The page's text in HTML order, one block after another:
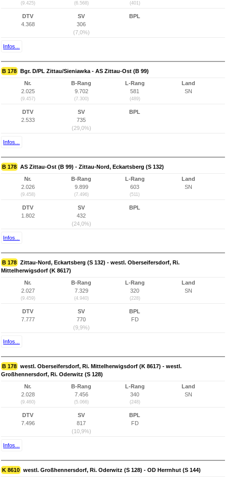
(9.425) (6.568) (401)
DTV
4.368
SV
306
(7,0%)
BPL
Infos...
B 178 Bgr. D/PL Zittau/Sieniawka - AS Zittau-Ost (B 99)
Nr.
2.025
(9.457)
B-Rang
9.702
(7.300)
L-Rang
581
(489)
Land
SN
DTV
2.533
SV
735
(29,0%)
BPL
Infos...
B 178 AS Zittau-Ost (B 99) - Zittau-Nord, Eckartsberg (S 132)
Nr.
2.026
(9.458)
B-Rang
9.899
(7.496)
L-Rang
603
(511)
Land
SN
DTV
1.802
SV
432
(24,0%)
BPL
Infos...
B 178 Zittau-Nord, Eckartsberg (S 132) - westl. Oberseifersdorf, Ri.
Mittelherwigsdorf (K 8617)
Nr.
2.027
(9.459)
B-Rang
7.329
(4.940)
L-Rang
320
(228)
Land
SN
DTV
7.777
SV
770
(9,9%)
BPL
FD
Infos...
B 178 westl. Oberseifersdorf, Ri. Mittelherwigsdorf (K 8617) - westl.
Großhennersdorf, Ri. Oderwitz (S 128)
Nr.
2.028
(9.460)
B-Rang
7.456
(5.066)
L-Rang
340
(248)
Land
SN
DTV
7.496
SV
817
(10,9%)
BPL
FD
Infos...
K 8610 westl. Großhennersdorf, Ri. Oderwitz (S 128) - OD Herrnhut (S 144)